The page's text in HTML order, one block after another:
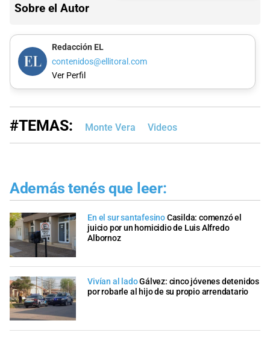
Sobre el Autor
Redacción EL
contenidos@ellitoral.com
Ver Perfil
#TEMAS: Monte Vera Videos
Además tenés que leer:
En el sur santafesinoCasilda: comenzó el
juicio por un homicidio de Luis Alfredo
Albornoz
Vivían al ladoGálvez: cinco jóvenes detenidos
por robarle al hijo de su propio arrendatario